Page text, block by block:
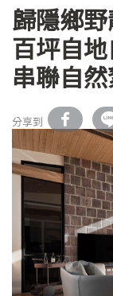
歸隱鄉
百坪自
串聯自
分享到